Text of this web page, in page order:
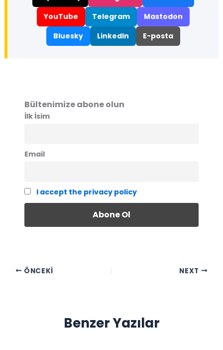
YouTube
Telegram
Mastodon
Bluesky
LinkedIn E-posta
Bültenimize abone olun
İlk İsim
Email
I accept the privacy policy
ÖNCEKI NEXT
Benzer Yazılar